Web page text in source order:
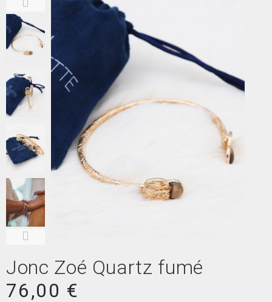
Jonc Zoé Quartz fumé
76,00 €